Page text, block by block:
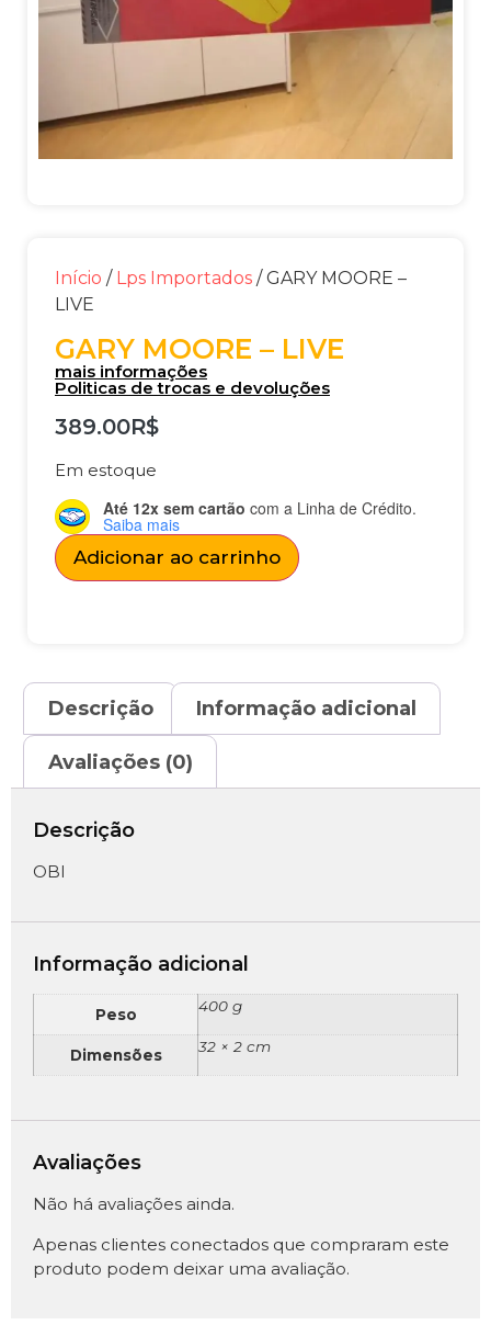
Início / Lps Importados / GARY MOORE –
LIVE
GARY MOORE – LIVE
mais informações
Politicas de trocas e devoluções
389.00R$
Em estoque
Até 12x sem cartão com a Linha de Crédito.
Saiba mais
Adicionar ao carrinho
Descrição Informação adicional
Avaliações (0)
Descrição
OBI
Informação adicional
Peso 400 g
Dimensões 32 × 2 cm
Avaliações
Não há avaliações ainda.
Apenas clientes conectados que compraram este
produto podem deixar uma avaliação.